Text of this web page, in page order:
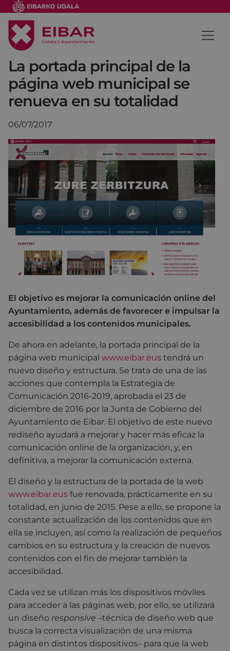
La portada principal de la
página web municipal se
renueva en su totalidad
06/07/2017
El objetivo es mejorar la comunicación online del
Ayuntamiento, además de favorecer e impulsar la
accesibilidad a los contenidos municipales.
De ahora en adelante, la portada principal de la
página web municipal www.eibar.eus tendrá un
nuevo diseño y estructura. Se trata de una de las
acciones que contempla la Estrategia de
Comunicación 2016-2019, aprobada el 23 de
diciembre de 2016 por la Junta de Gobierno del
Ayuntamiento de Eibar. El objetivo de este nuevo
rediseño ayudará a mejorar y hacer más eficaz la
comunicación online de la organización, y, en
definitiva, a mejorar la comunicación externa.
El diseño y la estructura de la portada de la web
www.eibar.eus fue renovada, prácticamente en su
totalidad, en junio de 2015. Pese a ello, se propone la
constante actualización de los contenidos que en
ella se incluyen, así como la realización de pequeños
cambios en su estructura y la creación de nuevos
contenidos con el fin de mejorar también la
accesibilidad.
Cada vez se utilizan más los dispositivos móviles
para acceder a las páginas web, por ello, se utilizará
un diseño responsive –técnica de diseño web que
busca la correcta visualización de una misma
página en distintos dispositivos– para que la web